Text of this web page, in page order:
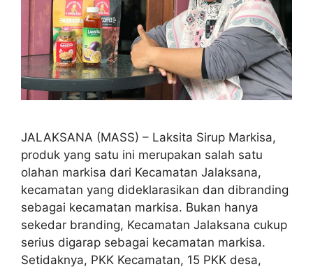
JALAKSANA (MASS) – Laksita Sirup Markisa,
produk yang satu ini merupakan salah satu
olahan markisa dari Kecamatan Jalaksana,
kecamatan yang dideklarasikan dan dibranding
sebagai kecamatan markisa. Bukan hanya
sekedar branding, Kecamatan Jalaksana cukup
serius digarap sebagai kecamatan markisa.
Setidaknya, PKK Kecamatan, 15 PKK desa,